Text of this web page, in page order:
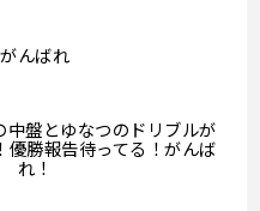
がんばれ
中盤とゆなつのドリブルが
優勝報告待ってる！がんば
れ！